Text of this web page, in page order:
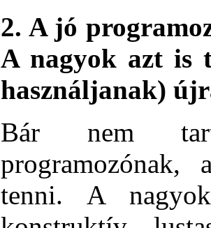
2. A jó
A nagyok azt is
használjanak)
Bár nem
programozónak,
tenni. A